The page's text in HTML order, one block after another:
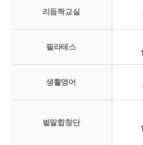
리듬짝교실
필라테스
생활영어
벌말합창단